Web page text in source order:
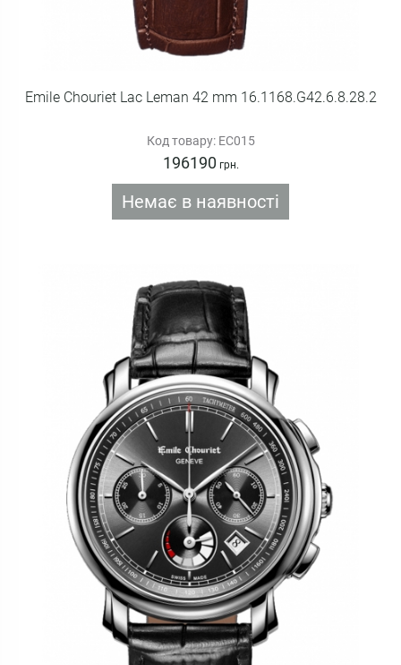
Emile Chouriet Lac Leman 42 mm 16.1168.G42.6.8.28.2
Код товару: EC015
196190 грн.
Немає в наявності